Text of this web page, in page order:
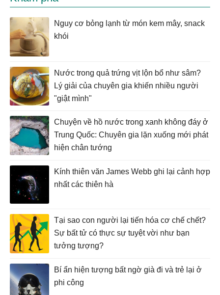
Nguy cơ bỏng lạnh từ món kem mây, snack
khói
Nước trong quả trứng vịt lộn bổ như sâm?
Lý giải của chuyên gia khiến nhiều người
"giật mình"
Chuyện về hồ nước trong xanh không đáy ở
Trung Quốc: Chuyên gia lặn xuống mới phát
hiện chân tướng
Kính thiên văn James Webb ghi lại cảnh hợp
nhất các thiên hà
Tại sao con người lại tiến hóa cơ chế chết?
Sự bất tử có thực sự tuyệt vời như bạn
tưởng tượng?
Bí ẩn hiện tượng bất ngờ già đi và trẻ lại ở
phi công